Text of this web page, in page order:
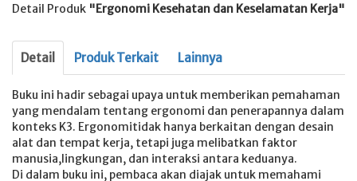
Detail Produk "Ergonomi Kesehatan dan Keselamatan Kerja"
Detail Produk Terkait Lainnya
Buku ini hadir sebagai upaya untuk memberikan pemahaman
yang mendalam tentang ergonomi dan penerapannya dalam
konteks K3. Ergonomitidak hanya berkaitan dengan desain
alat dan tempat kerja, tetapi juga melibatkan faktor
manusia,lingkungan, dan interaksi antara keduanya.
Di dalam buku ini, pembaca akan diajak untuk memahami